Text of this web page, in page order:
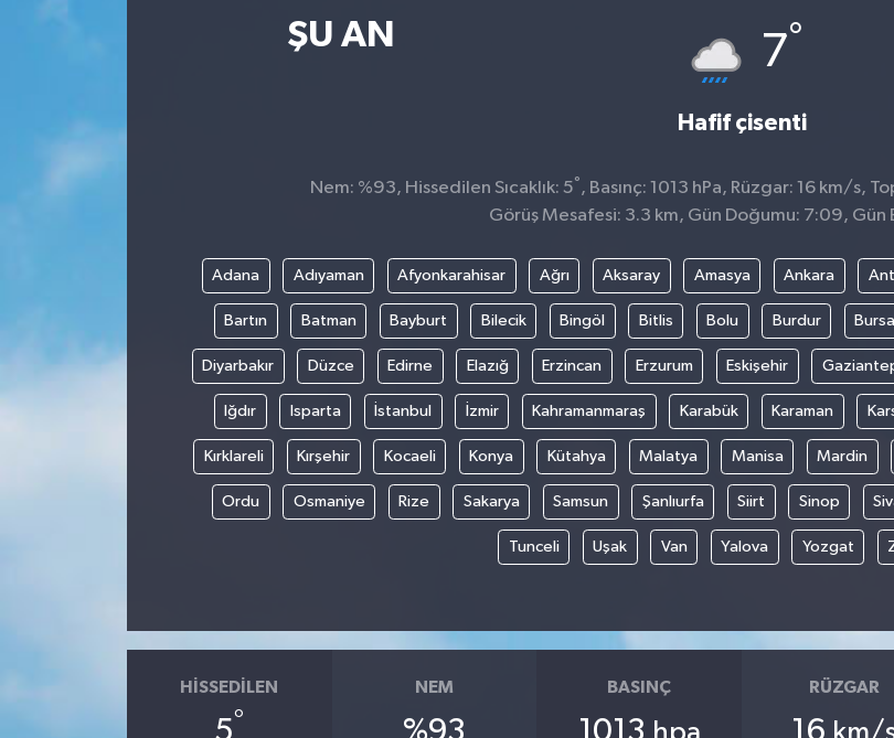
ŞU AN 7°
Hafif çisenti
Nem: %93, Hissedilen Sıcaklık: 5° , Basınç: 1013 hPa, Rüzgar: 16 km/s,
Görüş Mesafesi: 3.3 km, Gün Doğumu: 7:09, Gün
Adana Adıyaman Afyonkarahisar Ağrı Aksaray Amasya Ankara
Bartın Batman Bayburt Bilecik Bingöl Bitlis Bolu Burdur Bursa
Diyarbakır Düzce Edirne Elazığ Erzincan Erzurum Eskişehir
Iğdır Isparta İstanbul İzmir Kahramanmaraş Karabük Karaman
Kırklareli Kırşehir Kocaeli Konya Kütahya Malatya Manisa Mardin
Ordu Osmaniye Rize Sakarya Samsun Şanlıurfa Siirt Sinop
Tunceli Uşak Van Yalova Yozgat
HISSEDILEN
°
NEM BASINÇ RÜZGAR